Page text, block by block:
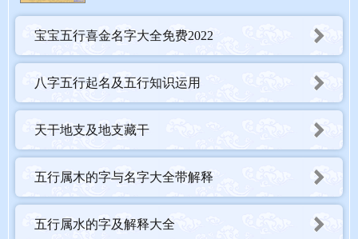
宝宝五行喜金名字大全免费2022
八字五行起名及五行知识运用
天干地支及地支藏干
五行属木的字与名字大全带解释
五行属水的字及解释大全